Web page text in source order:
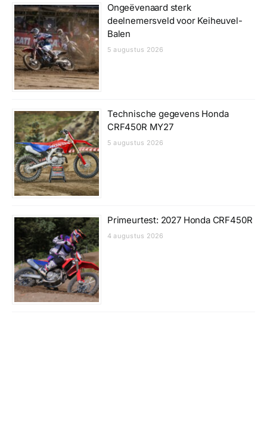
Ongeëvenaard sterk
deelnemersveld voor Keiheuvel-
Balen
5 augustus 2026
Technische gegevens Honda
CRF450R MY27
5 augustus 2026
Primeurtest: 2027 Honda CRF450R
4 augustus 2026